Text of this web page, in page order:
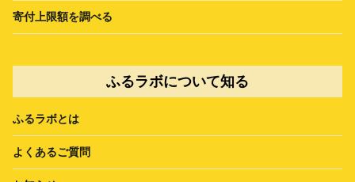
寄付上限額を調べる
ふるラボについて知る
ふるラボとは
よくあるご質問